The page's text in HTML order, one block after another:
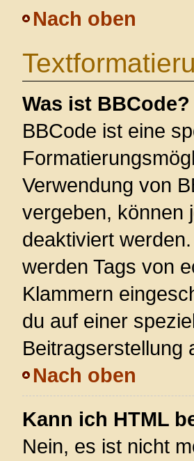
Nach oben
Was ist BBCode?
BBCode ist eine
Verwendung von
vergeben, können
deaktiviert
werden Tags von
Klammern
du auf einer
Beitragserstellung
Nach oben
Kann ich HTML
Nein, es ist nicht